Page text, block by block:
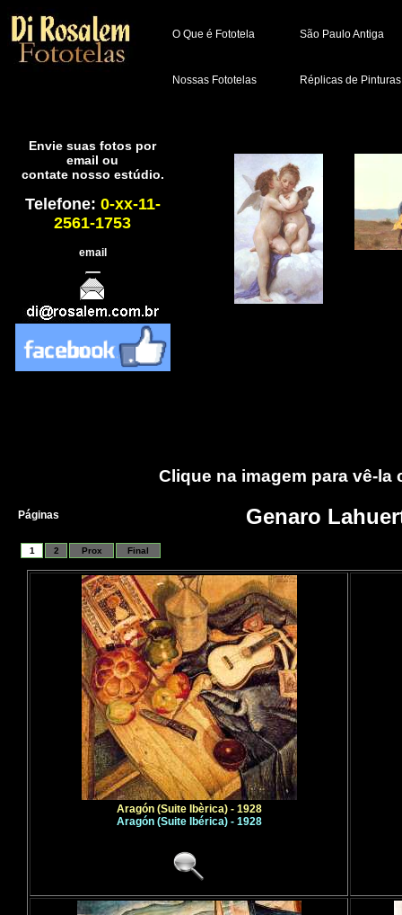
O Que é Fototela
Nossas Fototelas
São Paulo Antiga
Réplicas de Pinturas
Envie suas fotos por
email ou
contate nosso estúdio.
Telefone: 0-xx-11-
2561-1753
email
Páginas
1 2 Prox Final
Aragón (Suite Ibèrica) - 1928
Aragón (Suite Ibérica) - 1928
Clique na imagem para vê-la
Genaro